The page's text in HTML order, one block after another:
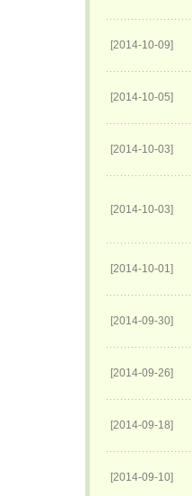
[2014-10-09]
[2014-10-05]
[2014-10-03]
[2014-10-03]
[2014-10-01]
[2014-09-30]
[2014-09-26]
[2014-09-18]
[2014-09-10]